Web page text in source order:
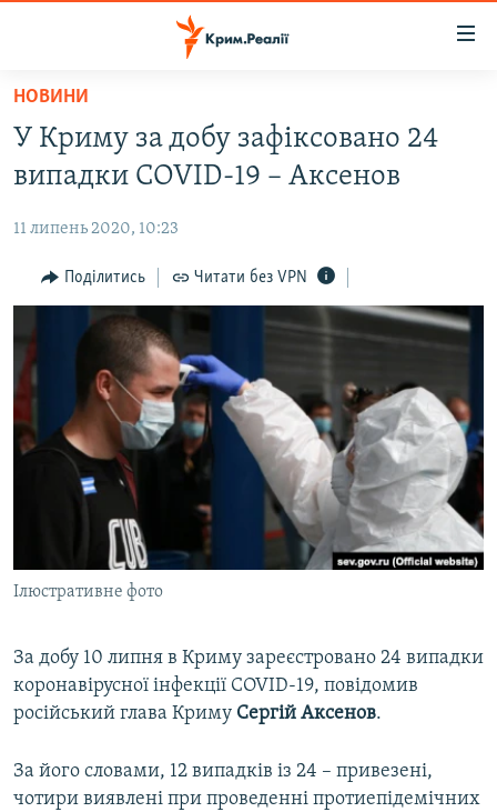
Перейти
основного
матеріалу
до
навігації
Перейти
пошуку
ВОДА.КРИМ
ПОЛІТИКА
БЛОГИ
ІНТЕРВ'Ю
ВСЕ ЗА ДЕНЬ
СПЕЦПРОЕКТИ
ДЕПОРТАЦІЯ
ВІДЕОУРОКИ «ELIFBE»
СВІДЧЕННЯ ОКУПАЦІЇ
УКРАЇНСЬКА ПРОБЛЕМА КРИМУ
ЯК ОБІЙТИ БЛОКУВАННЯ
Qırımtatar
НОВИНИ
У Криму за добу зафіксовано 24
випадки COVID-19 – Аксенов
11 липень 2020, 10:23
Поділитись Читати без VPN
Ілюстративне фото
За добу 10 липня в Криму зареєстровано 24 випадки
коронавірусної інфекції COVID-19, повідомив
російський глава Криму Сергій Аксенов.
За його словами, 12 випадків із 24 – привезені,
чотири виявлені при проведенні протиепідемічних